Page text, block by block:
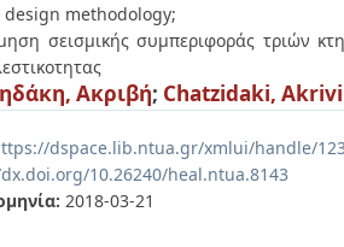
design methodology;
σεισμικής συμπεριφοράς τριών
Ακριβή; Chatzidaki, Akrivi
dspace.lib.ntua.gr/xmlui/handle/
10.26240/heal.ntua.8143
2018-03-21